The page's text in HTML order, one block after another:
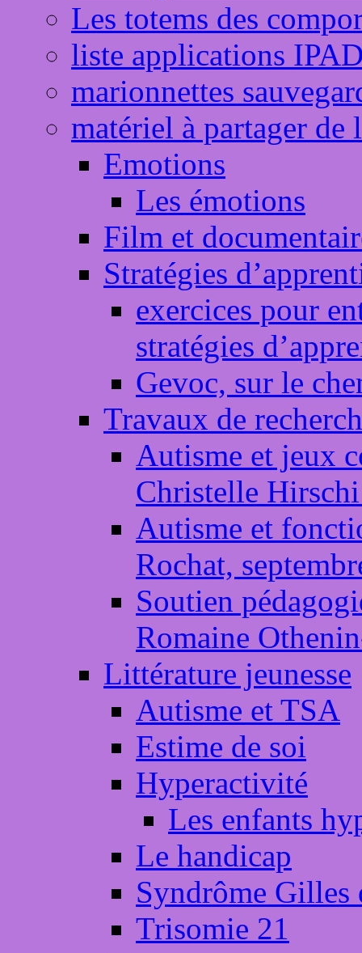
Les totems des
liste applications
marionnettes
matériel à partager de
Emotions
Les émotions
Film et
Stratégies
exercices pour
stratégies
Gevoc, sur le
Travaux de
Autisme et jeux
Christelle
Autisme et
Rochat,
Soutien
Romaine
Littérature jeunesse
Autisme et TSA
Estime de soi
Hyperactivité
Les enfants
Le handicap
Syndrôme Gilles
Trisomie 21